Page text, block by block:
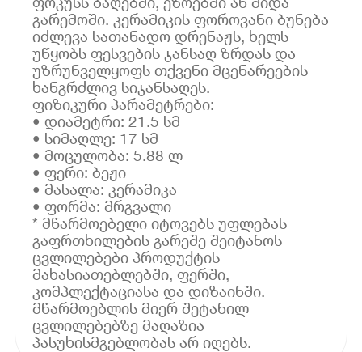
გარემოში. კერამიკის ფოროვანი ბუნება
იძლევა სათანადო დრენაჟს, ხელს
უწყობს ფესვების ჯანსაღ ზრდას და
უზრუნველყოფს თქვენი მცენარეების
ხანგრძლივ სიჯანსაღეს.
ფიზიკური პარამეტრები:
• დიამეტრი: 21.5 სმ
• სიმაღლე: 17 სმ
• მოცულობა: 5.88 ლ
• ფერი: ბეჟი
• მასალა: კერამიკა
• ფორმა: მრგვალი
* მწარმოებელი იტოვებს უფლებას
გაფრთხილების გარეშე შეიტანოს
ცვლილებები პროდუქტის
მახასიათებლებში, ფერში,
კომპლექტაციასა და დიზაინში.
მწარმოებლის მიერ შეტანილ
ცვლილებებზე მაღაზია
პასუხისმგებლობას არ იღებს.